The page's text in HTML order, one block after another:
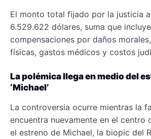
El monto total fijado por la justicia
6.529.622 dólares, suma que incluye
compensaciones por daños
físicas, gastos médicos y costos
La polémica llega en medio del
‘Michael’
La controversia ocurre mientras la
encuentra nuevamente en el centro
el estreno de Michael, la biopic del